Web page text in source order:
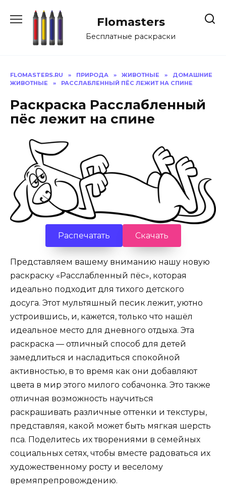
Flomasters
Бесплатные раскраски
FLOMASTERS.RU » ПРИРОДА » ЖИВОТНЫЕ »
ДОМАШНИЕ
ЖИВОТНЫЕ
» РАССЛАБЛЕННЫЙ ПЁС ЛЕЖИТ НА СПИНЕ
Раскраска Расслабленный
пёс лежит на спине
Распечатать Скачать
Представляем вашему вниманию нашу новую
раскраску «Расслабленный пёс», которая
идеально подходит для тихого детского
досуга. Этот мультяшный песик лежит, уютно
устроившись, и, кажется, только что нашёл
идеальное место для дневного отдыха. Эта
раскраска — отличный способ для детей
замедлиться и насладиться спокойной
активностью, в то время как они добавляют
цвета в мир этого милого собачонка. Это также
отличная возможность научиться
раскрашивать различные оттенки и текстуры,
представляя, какой может быть мягкая шерсть
пса. Поделитесь их творениями в семейных
социальных сетях, чтобы вместе радоваться их
художественному росту и веселому
времяпрепровождению.